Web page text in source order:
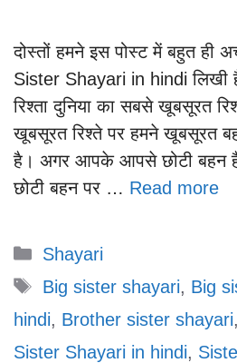
दोस्तों हमने इस पोस्ट में बहुत ही
Sister Shayari in hindi लिखी
रिश्ता दुनिया का सबसे खूबसूरत
खूबसूरत रिश्ते पर हमने खूबसूरत
है। अगर आपके आपसे छोटी बहन
छोटी बहन पर … Read more
Categories
Shayari
Tags
Big sister shayari, Big
hindi, Brother sister shayari,
Sister Shayari in hindi,